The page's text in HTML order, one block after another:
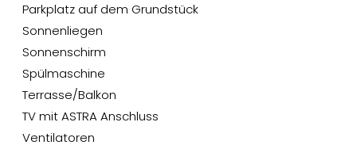
Parkplatz auf dem Grundstück
Sonnenliegen
Sonnenschirm
Spülmaschine
Terrasse/Balkon
TV mit ASTRA Anschluss
Ventilatoren